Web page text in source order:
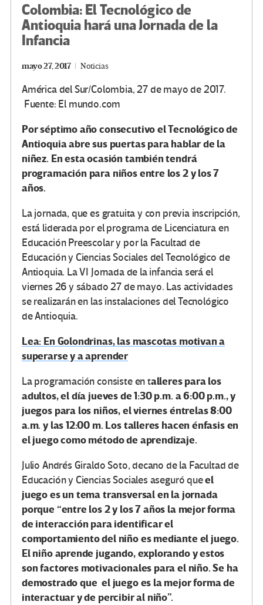
Colombia: El Tecnológico de
Antioquia hará una Jornada de la
Infancia
mayo 27, 2017 Noticias
América del Sur/Colombia, 27 de mayo de 2017.
Fuente: El mundo.com
Por séptimo año consecutivo el Tecnológico de
Antioquia abre sus puertas para hablar de la
niñez. En esta ocasión también tendrá
programación para niños entre los 2 y los 7
años.
La jornada, que es gratuita y con previa inscripción,
está liderada por el programa de Licenciatura en
Educación Preescolar y por la Facultad de
Educación y Ciencias Sociales del Tecnológico de
Antioquia. La VI Jornada de la infancia será el
viernes 26 y sábado 27 de mayo. Las actividades
se realizarán en las instalaciones del Tecnológico
de Antioquia.
Lea: En Golondrinas, las mascotas motivan a
superarse y a aprender
La programación consiste en talleres para los
adultos, el día jueves de 1:30 p.m. a 6:00 p.m., y
juegos para los niños, el viernes éntrelas 8:00
a.m. y las 12:00 m. Los talleres hacen énfasis en
el juego como método de aprendizaje.
Julio Andrés Giraldo Soto, decano de la Facultad de
Educación y Ciencias Sociales aseguró queel
juego es un tema transversal en la jornada
porque “entre los 2 y los 7 años la mejor forma
de interacción para identificar el
comportamiento del niño es mediante el juego.
El niño aprende jugando, explorando y estos
son factores motivacionales para el niño. Se ha
demostrado que el juego es la mejor forma de
interactuar y de percibir al niño”.